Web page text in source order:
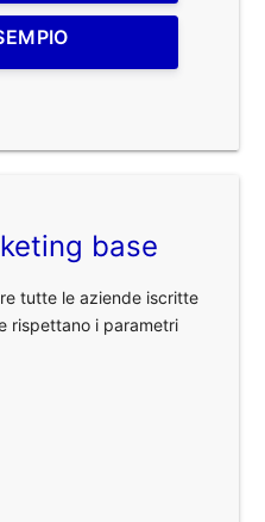
base
tutte le aziende iscritte
rispettano i parametri